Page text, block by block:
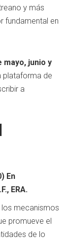
y más
fundamental en
mayo, junio y
plataforma de
a
En
ERA.
mecanismos
promueve el
de lo